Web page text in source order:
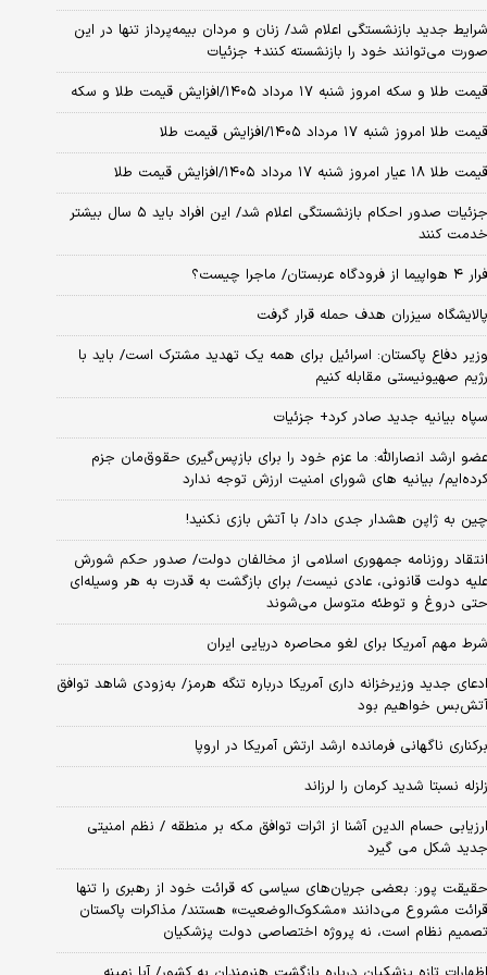
شرایط جدید بازنشستگی اعلام شد/ زنان و مردان بیمه‌پرداز تنها در این
صورت می‌توانند خود را بازنشسته کنند+ جزئیات
قیمت طلا و سکه امروز شنبه ۱۷ مرداد ۱۴۰۵/افزایش قیمت طلا و سکه
قیمت طلا امروز شنبه ۱۷ مرداد ۱۴۰۵/افزایش قیمت طلا
قیمت طلا ۱۸ عیار امروز شنبه ۱۷ مرداد ۱۴۰۵/افزایش قیمت طلا
جزئیات صدور احکام بازنشستگی اعلام شد/ این افراد باید ۵ سال بیشتر
خدمت کنند
فرار ۴ هواپیما از فرودگاه عربستان/ ماجرا چیست؟
پالایشگاه سیزران هدف حمله قرار گرفت
وزیر دفاع پاکستان: اسرائیل برای همه یک تهدید مشترک است/ باید با
رژیم صهیونیستی مقابله کنیم
سپاه بیانیه جدید صادر کرد+ جزئیات
عضو ارشد انصارالله: ما عزم خود را برای بازپس‌گیری حقوق‌مان جزم
کرده‌ایم/ بیانیه‌ های شورای امنیت ارزش توجه ندارد
چین به ژاپن هشدار جدی داد/ با آتش بازی نکنید!
انتقاد روزنامه جمهوری اسلامی از مخالفان دولت/ صدور حکم شورش
علیه دولت قانونی، عادی نیست/ برای بازگشت به قدرت به هر وسیله‌ای
حتی دروغ و توطئه متوسل می‌شوند
شرط مهم آمریکا برای لغو محاصره دریایی ایران
ادعای جدید وزیرخزانه داری آمریکا درباره تنگه هرمز/ به‌زودی شاهد توافق
آتش‌بس خواهیم بود
برکناری ناگهانی فرمانده ارشد ارتش آمریکا در اروپا
زلزله نسبتا شدید کرمان را لرزاند
ارزیابی حسام الدین آشنا از اثرات توافق مکه بر منطقه / نظم امنیتی
جدید شکل می گیرد
حقیقت پور: بعضی جریان‌های سیاسی که قرائت خود از رهبری را تنها
قرائت مشروع می‌دانند «مشکوک‌الوضعیت» هستند/ مذاکرات پاکستان
تصمیم نظام است، نه پروژه اختصاصی دولت پزشکیان